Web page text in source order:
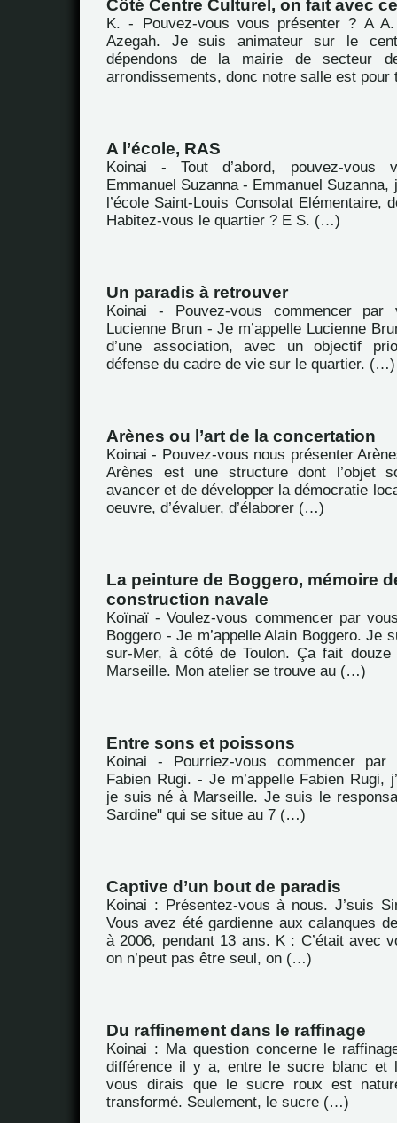
Côté Centre Culturel, on fait avec
K. - Pouvez-vous vous présenter ? A
Azegah. Je suis animateur sur le
dépendons de la mairie de secteur
arrondissements, donc notre salle est
A l’école, RAS
Koinai - Tout d’abord, pouvez-vous
Emmanuel Suzanna - Emmanuel
l’école Saint-Louis Consolat Elémentaire,
Habitez-vous le quartier ? E S. (…)
Un paradis à retrouver
Koinai - Pouvez-vous commencer par
Lucienne Brun - Je m’appelle Lucienne
d’une association, avec un objectif
défense du cadre de vie sur le quartier. (…)
Arènes ou l’art de la concertation
Koinai - Pouvez-vous nous présenter
Arènes est une structure dont l’objet
avancer et de développer la démocratie
oeuvre, d’évaluer, d’élaborer (…)
La peinture de Boggero, mémoire
construction navale
Koïnaï - Voulez-vous commencer par
Boggero - Je m’appelle Alain Boggero. Je
sur-Mer, à côté de Toulon. Ça fait
Marseille. Mon atelier se trouve au (…)
Entre sons et poissons
Koinai - Pourriez-vous commencer
Fabien Rugi. - Je m’appelle Fabien Rugi,
je suis né à Marseille. Je suis le
Sardine" qui se situe au 7 (…)
Captive d’un bout de paradis
Koinai : Présentez-vous à nous. J’suis
Vous avez été gardienne aux calanques
à 2006, pendant 13 ans. K : C’était avec
on n’peut pas être seul, on (…)
Du raffinement dans le raffinage
Koinai : Ma question concerne le
différence il y a, entre le sucre blanc et
vous dirais que le sucre roux est
transformé. Seulement, le sucre (…)